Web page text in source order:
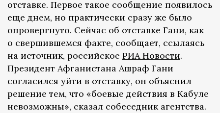
отставке. Первое такое сообщение появилось
еще днем, но практически сразу же было
опровергнуто. Сейчас об отставке Гани, как
о свершившемся факте, сообщает, ссылаясь
на источник, российское РИА Новости.
Президент Афганистана Ашраф Гани
согласился уйти в отставку, он объяснил
решение тем, что «боевые действия в Кабуле
невозможны», сказал собеседник агентства.